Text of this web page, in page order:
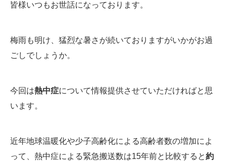
皆様いつもお世話になっております。
梅雨も明け、猛烈な暑さが続いておりますがいかがお過
ごしでしょうか。
今回は熱中症について情報提供させていただければと思
います。
近年地球温暖化や少子高齢化による高齢者数の増加によ
って、熱中症による緊急搬送数は15年前と比較すると約